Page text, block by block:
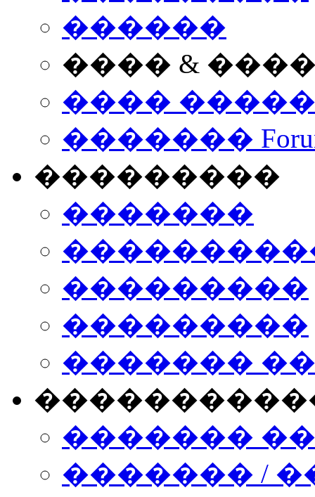
������
���� &
����
�������
���������
�������
���������
���������
�������
�������
������� /